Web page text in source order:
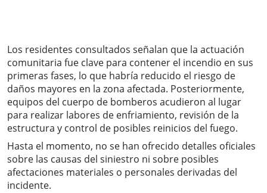
Los residentes consultados señalan que la actuación
comunitaria fue clave para contener el incendio en sus
primeras fases, lo que habría reducido el riesgo de
daños mayores en la zona afectada. Posteriormente,
equipos del cuerpo de bomberos acudieron al lugar
para realizar labores de enfriamiento, revisión de la
estructura y control de posibles reinicios del fuego.
Hasta el momento, no se han ofrecido detalles oficiales
sobre las causas del siniestro ni sobre posibles
afectaciones materiales o personales derivadas del
incidente.